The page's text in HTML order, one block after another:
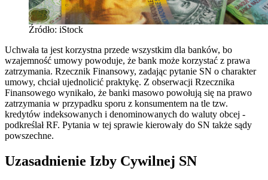
Źródło: iStock
Uchwała ta jest korzystna przede wszystkim dla banków, bo
wzajemność umowy powoduje, że bank może korzystać z prawa
zatrzymania. Rzecznik Finansowy, zadając pytanie SN o charakter
umowy, chciał ujednolicić praktykę. Z obserwacji Rzecznika
Finansowego wynikało, że banki masowo powołują się na prawo
zatrzymania w przypadku sporu z konsumentem na tle tzw.
kredytów indeksowanych i denominowanych do waluty obcej -
podkreślał RF. Pytania w tej sprawie kierowały do SN także sądy
powszechne.
Uzasadnienie Izby Cywilnej SN